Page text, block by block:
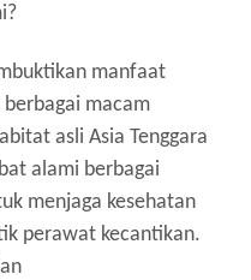
manfaat
macam
asli Asia Tenggara
alami berbagai
menjaga kesehatan
perawat kecantikan.